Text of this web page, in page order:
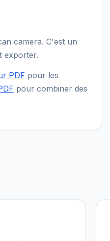
camera. C'est un
exporter.
PDF pour les
pour combiner des